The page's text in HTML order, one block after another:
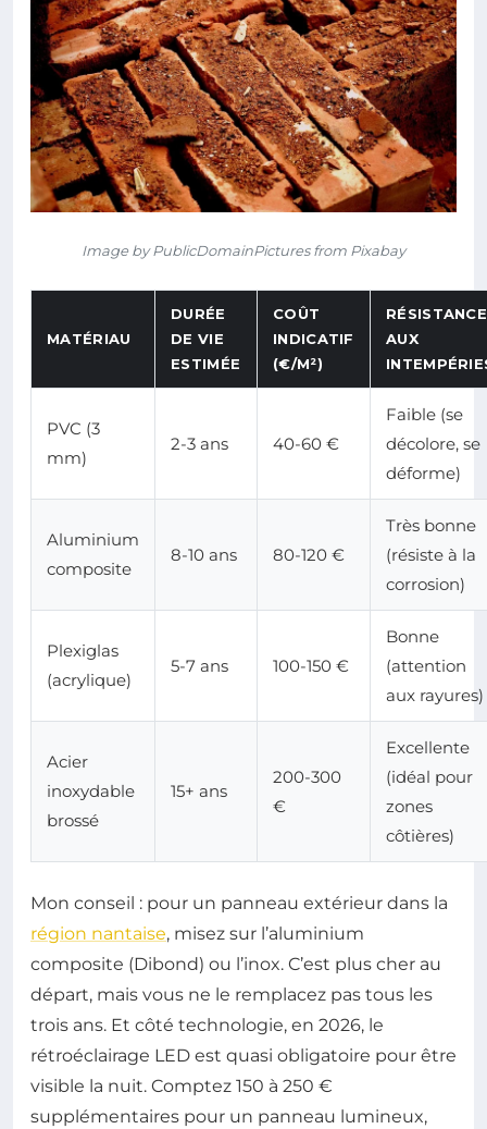
Image by PublicDomainPictures from Pixabay
MATÉRIAU
DURÉE
DE VIE
ESTIMÉE
COÛT
INDICATIF
(€/M²)
RÉSISTANCE
AUX
PVC (3
mm)
2-3 ans 40-60 €
Faible (se
décolore, se
déforme)
Aluminium
composite
8-10 ans 80-120 €
Très bonne
(résiste à la
corrosion)
Plexiglas
(acrylique)
5-7 ans 100-150 €
Bonne
(attention
aux rayures)
Acier
inoxydable
brossé
15+ ans
200-300
€
Excellente
(idéal pour
zones
côtières)
Mon conseil : pour un panneau extérieur dans la
région nantaise, misez sur l’aluminium
composite (Dibond) ou l’inox. C’est plus cher au
départ, mais vous ne le remplacez pas tous les
trois ans. Et côté technologie, en 2026, le
rétroéclairage LED est quasi obligatoire pour être
visible la nuit. Comptez 150 à 250 €
supplémentaires pour un panneau lumineux,